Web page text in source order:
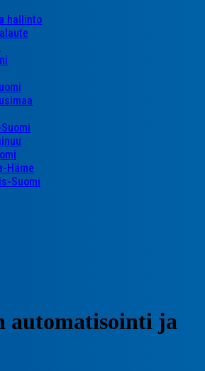
hallinto
Häme
Suomi
automatisointi ja